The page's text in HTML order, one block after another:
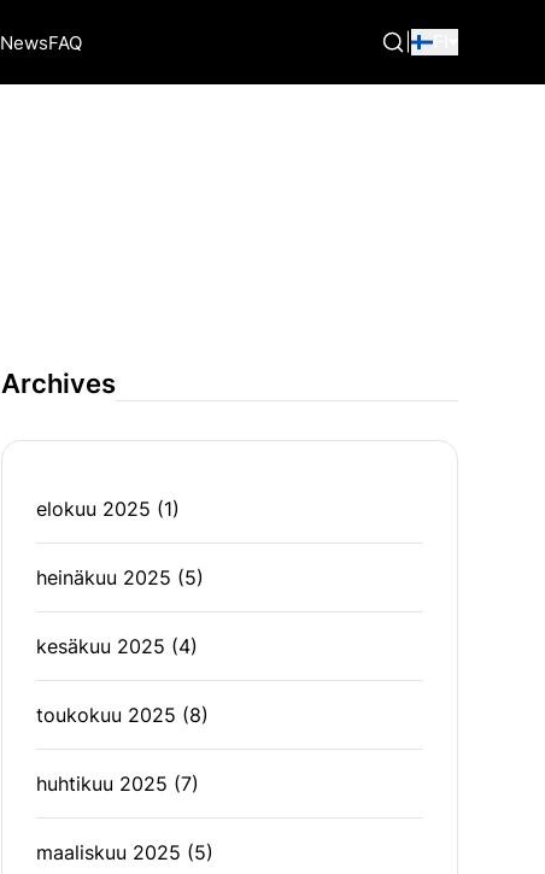
NewsFAQ
Archives
elokuu 2025 (1)
heinäkuu 2025 (5)
kesäkuu 2025 (4)
toukokuu 2025 (8)
huhtikuu 2025 (7)
maaliskuu 2025 (5)